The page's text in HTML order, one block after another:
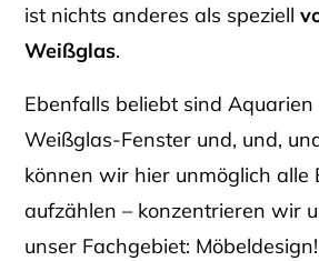
ist nichts anderes als speziell
Weißglas.
Ebenfalls beliebt sind
Weißglas-Fenster und, und,
können wir hier unmöglich alle
aufzählen – konzentrieren wir
unser Fachgebiet: Möbeldesign!